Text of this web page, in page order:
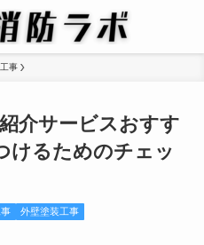
事
介サービスおすす
けるためのチェッ
外壁塗装工事